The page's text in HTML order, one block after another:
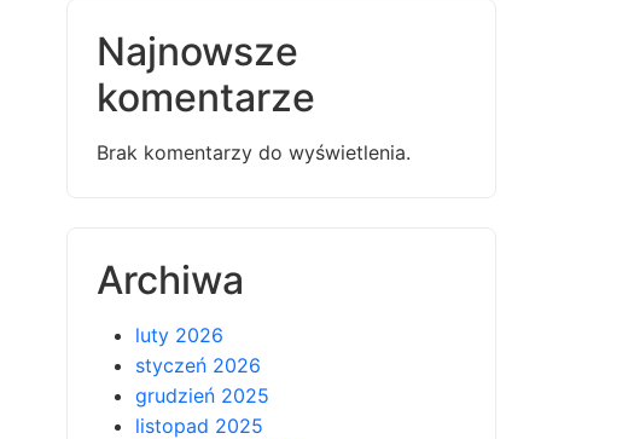
Najnowsze
komentarze
Brak komentarzy do wyświetlenia.
Archiwa
luty 2026
styczeń 2026
grudzień 2025
listopad 2025